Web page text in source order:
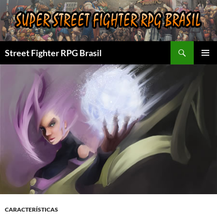
Pular
para
o
conteúdo
Street Fighter RPG Brasil
CARACTERÍSTICAS